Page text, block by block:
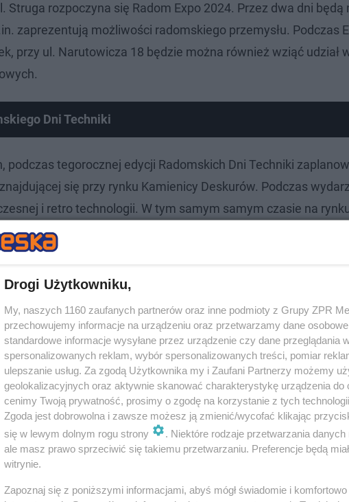
Struga rozpoczyna się Radom Expo 2024. Przez dwa dni
zaprezentują możliwości radomskiego przemysłu. Podczas
przy ul. Narutowicza 18 będzie można również wziąć udział
Dni Techniki
podczas tegorocznej edycji Radomskich Dni Techniki
się przy rynku Kamienicy Deskurów. Podczas
i retro technologii. W tym samym samym czasie na
np. wystawę sprzętu wojskowego i pojazdów.
programem Radomskich Dni Techniki:
Drogi Użytkowniku,
My, naszych 1160 zaufanych partnerów oraz inne podmioty z Grupy ZPR
przechowujemy informacje na urządzeniu oraz przetwarzamy dane
standardowe informacje wysyłane przez urządzenie czy dane przeglądania
spersonalizowanych reklam, wybór spersonalizowanych treści, pomiar
ulepszanie usług. Za zgodą Użytkownika my i Zaufani Partnerzy możemy
geolokalizacyjnych oraz aktywnie skanować charakterystykę urządzenia do
cenimy Twoją prywatność, prosimy o zgodę na korzystanie z tych
Zgoda jest dobrowolna i zawsze możesz ją zmienić/wycofać klikając
się w lewym dolnym rogu strony
. Niektóre rodzaje przetwarzania
ale masz prawo sprzeciwić się takiemu przetwarzaniu. Preferencje będą
witrynie.
Zapoznaj się z poniższymi informacjami, abyś mógł świadomie i